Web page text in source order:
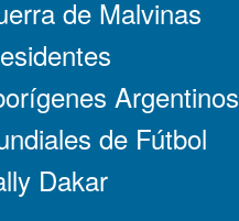
de Malvinas
Argentinos
de Fútbol
Dakar